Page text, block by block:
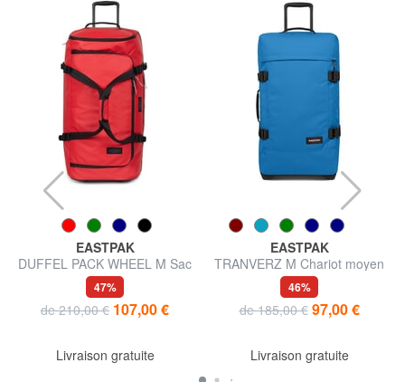
EASTPAK
DUFFEL PACK WHEEL M Sac
de sport à roulettes moyen
hydrofuge
47%
de 210,00 € 107,00 €
Livraison gratuite
EASTPAK
TRANVERZ M Chariot moyen
46%
de 185,00 € 97,00 €
Livraison gratuite